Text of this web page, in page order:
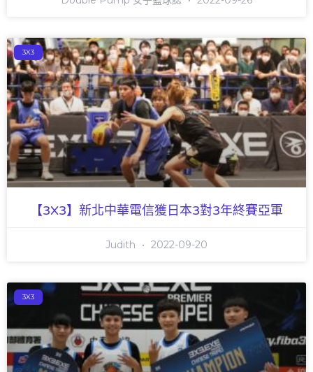
3X3
【3X3】新北中華電信獲日本3對3年終賽亞軍
Judith 2022-09-20
3X3